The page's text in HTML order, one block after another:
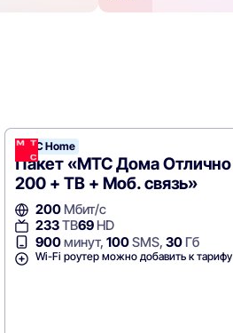
МТС
Home
МТС Home
Пакет «МТС Дома Отлично
200 + ТВ + Моб. связь»
200Мбит/с
233ТВ69HD
900минут, 100SMS, 30Гб
Wi-Fi роутер можно добавить к тарифу